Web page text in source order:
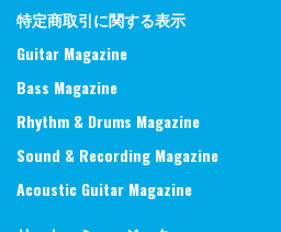
特定商取引に関する表示
Guitar Magazine
Bass Magazine
Rhythm & Drums Magazine
Sound & Recording Magazine
Acoustic Guitar Magazine